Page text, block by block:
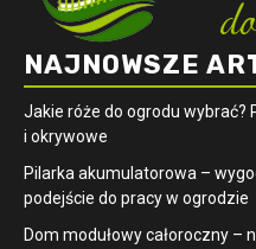
NAJNOWSZE
Jakie róże do ogrodu wybrać?
i okrywowe
Pilarka akumulatorowa –
podejście do pracy w ogrodzie
Dom modułowy całoroczny –